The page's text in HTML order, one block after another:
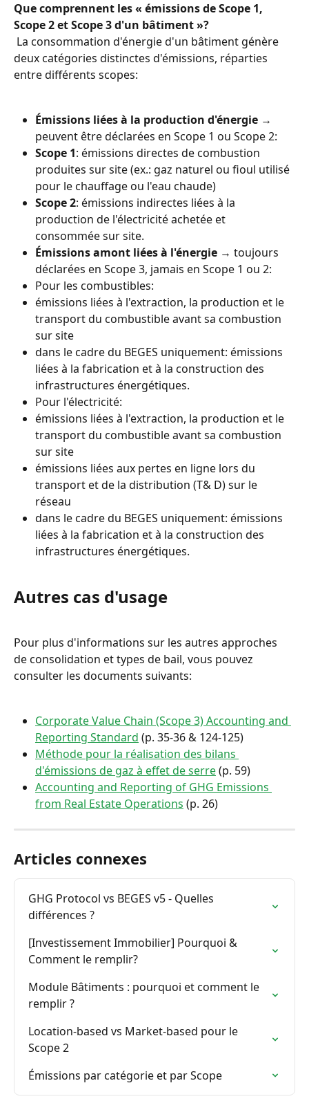
Que comprennent les « émissions de Scope 1,
Scope 2 et Scope 3 d'un bâtiment »?
deux catégories distinctes d'émissions, réparties
entre différents scopes:
Émissions liées à la production d'énergie →
peuvent être déclarées en Scope 1 ou Scope 2:
Scope 1: émissions directes de combustion
produites sur site (ex.: gaz naturel ou fioul utilisé
pour le chauffage ou l'eau chaude)
Scope 2: émissions indirectes liées à la
production de l'électricité achetée et
consommée sur site.
Émissions amont liées à l'énergie → toujours
déclarées en Scope 3, jamais en Scope 1 ou 2:
Pour les combustibles:
émissions liées à l'extraction, la production et le
transport du combustible avant sa combustion
sur site
dans le cadre du BEGES uniquement: émissions
liées à la fabrication et à la construction des
infrastructures énergétiques.
Pour l'électricité:
émissions liées à l'extraction, la production et le
transport du combustible avant sa combustion
sur site
émissions liées aux pertes en ligne lors du
transport et de la distribution (T& D) sur le
réseau
dans le cadre du BEGES uniquement: émissions
liées à la fabrication et à la construction des
infrastructures énergétiques.
Autres cas d'usage
Pour plus d'informations sur les autres approches
de consolidation et types de bail, vous pouvez
consulter les documents suivants:
Corporate Value Chain (Scope 3) Accounting and
Reporting Standard (p. 35-36 & 124-125)
Méthode pour la réalisation des bilans
d'émissions de gaz à effet de serre (p. 59)
Accounting and Reporting of GHG Emissions
from Real Estate Operations (p. 26)
Articles connexes
GHG Protocol vs BEGES v5 - Quelles
différences ?
[Investissement Immobilier] Pourquoi &
Comment le remplir?
Module Bâtiments : pourquoi et comment le
remplir ?
Location-based vs Market-based pour le
Scope 2
Émissions par catégorie et par Scope